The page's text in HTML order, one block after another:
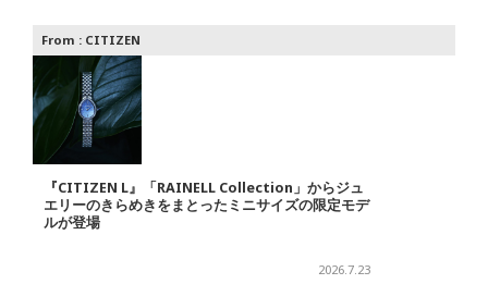
From : CITIZEN
『CITIZEN L』「RAINELL Collection」からジュ
エリーのきらめきをまとったミニサイズの限定モデ
ルが登場
2026.7.23